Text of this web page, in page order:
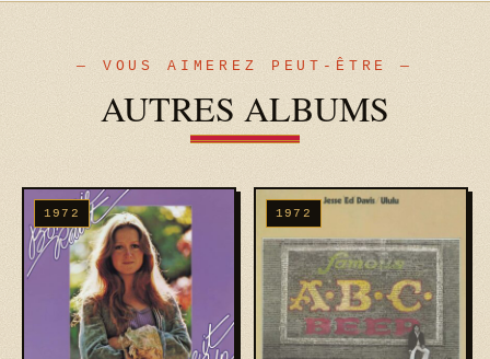
— VOUS AIMEREZ PEUT-ÊTRE —
AUTRES ALBUMS
1972 1972